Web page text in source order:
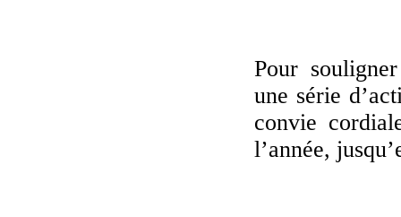
Pour
une série
convie
l’année,